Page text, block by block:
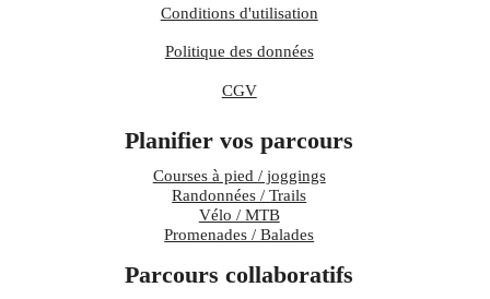
Conditions d'utilisation
Politique des données
CGV
Planifier vos parcours
Courses à pied / joggings
Randonnées / Trails
Vélo / MTB
Promenades / Balades
Parcours collaboratifs